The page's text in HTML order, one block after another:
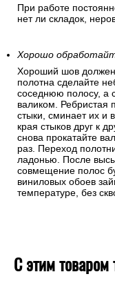
При работе
нет ли складок,
Хорошо
Хороший шов должен
полотна сделайте
соседнюю полосу, а
валиком. Ребристая
стыки, сминает их и
края стыков друг к
снова прокатайте
раз. Переход
ладонью. После
совмещение полос
виниловых обоев
температуре, без
С этим